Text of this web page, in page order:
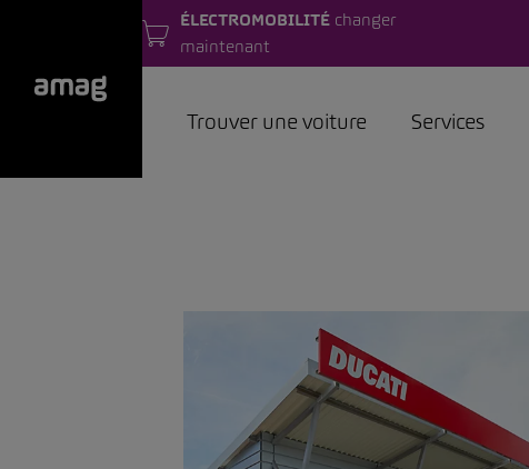
ÉLECTROMOBILITÉ changer
maintenant
Trouver une voiture Services